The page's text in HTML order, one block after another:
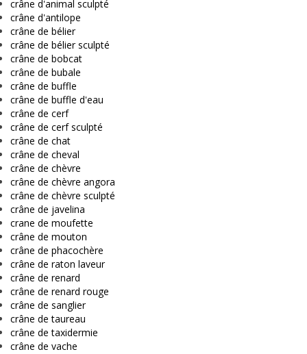
crâne d'animal sculpté
crâne d'antilope
crâne de bélier
crâne de bélier sculpté
crâne de bobcat
crâne de bubale
crâne de buffle
crâne de buffle d'eau
crâne de cerf
crâne de cerf sculpté
crâne de chat
crâne de cheval
crâne de chèvre
crâne de chèvre angora
crâne de chèvre sculpté
crâne de javelina
crane de moufette
crâne de mouton
crâne de phacochère
crâne de raton laveur
crâne de renard
crâne de renard rouge
crâne de sanglier
crâne de taureau
crâne de taxidermie
crâne de vache